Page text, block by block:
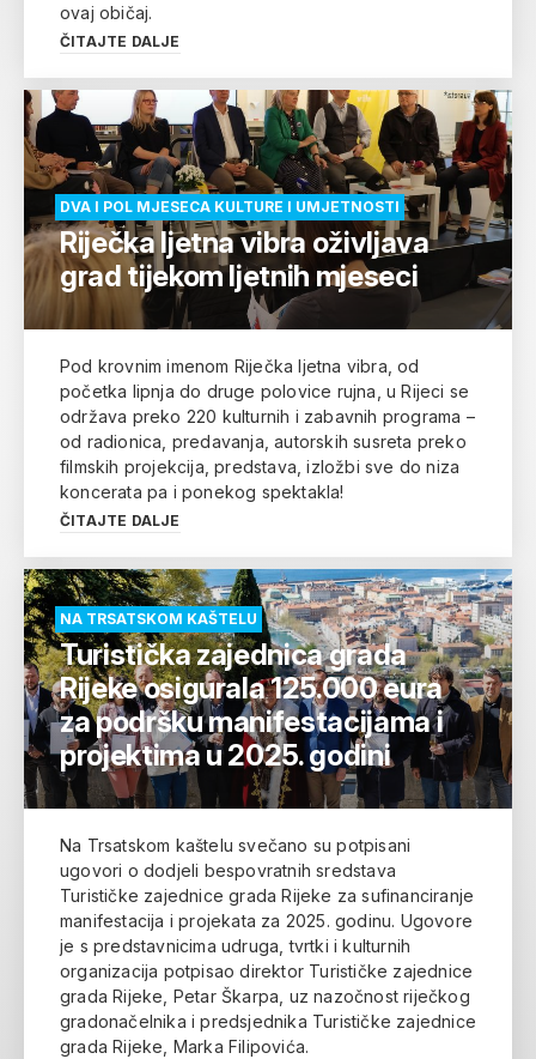
ovaj običaj.
ČITAJTE DALJE
DVA I POL MJESECA KULTURE I UMJETNOSTI
Riječka ljetna vibra oživljava
grad tijekom ljetnih mjeseci
Pod krovnim imenom Riječka ljetna vibra, od
početka lipnja do druge polovice rujna, u Rijeci se
održava preko 220 kulturnih i zabavnih programa –
od radionica, predavanja, autorskih susreta preko
filmskih projekcija, predstava, izložbi sve do niza
koncerata pa i ponekog spektakla!
ČITAJTE DALJE
NA TRSATSKOM KAŠTELU
Turistička zajednica grada
Rijeke osigurala 125.000 eura
za podršku manifestacijama i
projektima u 2025. godini
Na Trsatskom kaštelu svečano su potpisani
ugovori o dodjeli bespovratnih sredstava
Turističke zajednice grada Rijeke za sufinanciranje
manifestacija i projekata za 2025. godinu. Ugovore
je s predstavnicima udruga, tvrtki i kulturnih
organizacija potpisao direktor Turističke zajednice
grada Rijeke, Petar Škarpa, uz nazočnost riječkog
gradonačelnika i predsjednika Turističke zajednice
grada Rijeke, Marka Filipovića.